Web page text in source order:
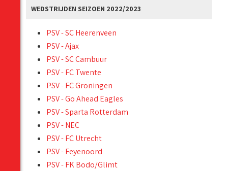
WEDSTRIJDEN SEIZOEN 2022/2023
PSV - SC Heerenveen
PSV - Ajax
PSV - SC Cambuur
PSV - FC Twente
PSV - FC Groningen
PSV - Go Ahead Eagles
PSV - Sparta Rotterdam
PSV - NEC
PSV - FC Utrecht
PSV - Feyenoord
PSV - FK Bodo/Glimt